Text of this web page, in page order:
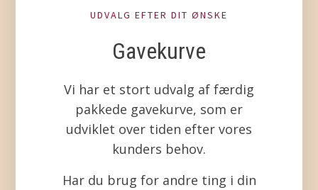
UDVALG EFTER DIT ØNSKE
Gavekurve
Vi har et stort udvalg af færdig
pakkede gavekurve, som er
udviklet over tiden efter vores
kunders behov.
Har du brug for andre ting i din